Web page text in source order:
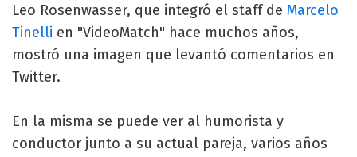
Leo Rosenwasser, que integró el staff de Marcelo
Tinelli en "VideoMatch" hace muchos años,
mostró una imagen que levantó comentarios en
Twitter.
En la misma se puede ver al humorista y
conductor junto a su actual pareja, varios años